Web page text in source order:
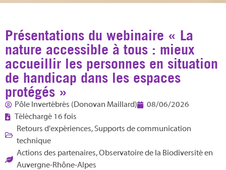
Présentations du webinaire « La
nature accessible à tous : mieux
accueillir les personnes en situation
de handicap dans les espaces
protégés »
Pôle Invertébrés (Donovan Maillard)
08/06/2026
Téléchargé 16 fois
Retours d'expériences,Supports de communication
technique
Actions des partenaires,Observatoire de la Biodiversité en
Auvergne-Rhône-Alpes